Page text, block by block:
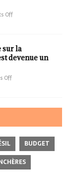
Off
sur la
devenue un
Off
BUDGET